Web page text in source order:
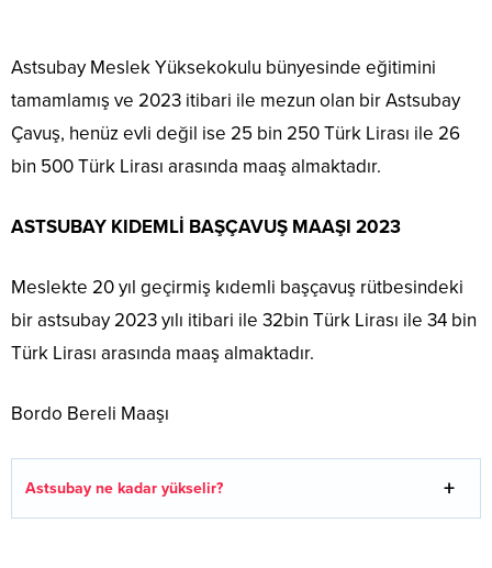
Astsubay Meslek Yüksekokulu bünyesinde eğitimini
tamamlamış ve 2023 itibari ile mezun olan bir Astsubay
Çavuş, henüz evli değil ise 25 bin 250 Türk Lirası ile 26
bin 500 Türk Lirası arasında maaş almaktadır.
ASTSUBAY KIDEMLİ BAŞÇAVUŞ MAAŞI 2023
Meslekte 20 yıl geçirmiş kıdemli başçavuş rütbesindeki
bir astsubay 2023 yılı itibari ile 32bin Türk Lirası ile 34 bin
Türk Lirası arasında maaş almaktadır.
Bordo Bereli Maaşı
Astsubay ne kadar yükselir?